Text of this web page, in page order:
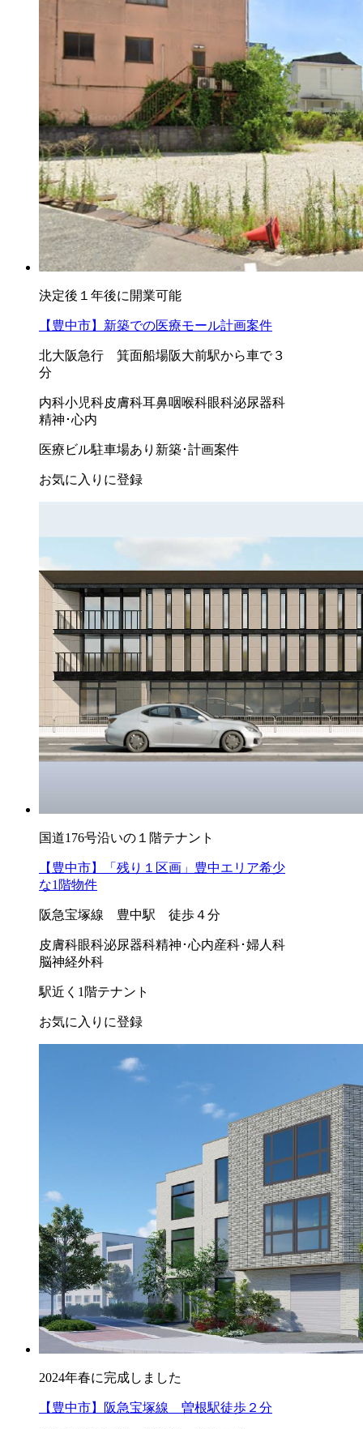
決定後１年後に開業可能
【豊中市】新築での医療モール計画案件
北大阪急行 箕面船場阪大前駅から車で３
分
内科小児科皮膚科耳鼻咽喉科眼科泌尿器科
精神･心内
医療ビル駐車場あり 新築･計画案件
お気に入りに登録
国道176号沿いの１階テナント
【豊中市】「残り１区画」豊中エリア希少
な1階物件
阪急宝塚線 豊中駅 徒歩４分
皮膚科眼科泌尿器科精神･心内産科･婦人科
脳神経外科
駅近く 1階テナント
お気に入りに登録
2024年春に完成しました
【豊中市】阪急宝塚線 曽根駅徒歩２分